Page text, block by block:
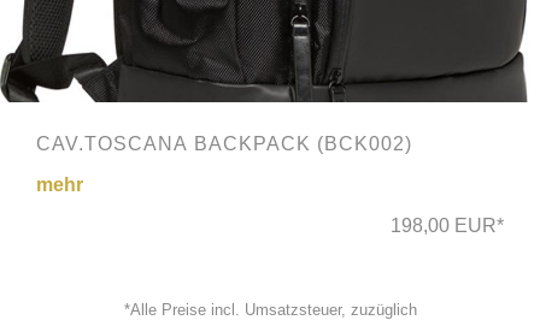
CAV.TOSCANA BACKPACK (BCK002)
mehr
198,00 EUR*
*Alle Preise incl. Umsatzsteuer, zuzüglich